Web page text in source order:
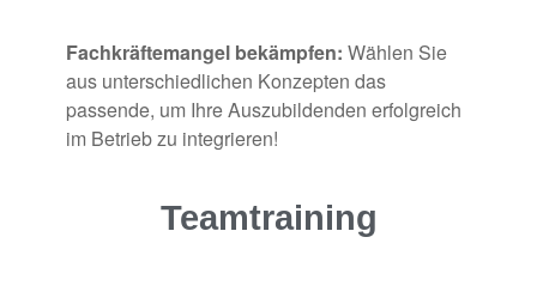
Fachkräftemangel bekämpfen: Wählen Sie
aus unterschiedlichen Konzepten das
passende, um Ihre Auszubildenden erfolgreich
im Betrieb zu integrieren!
Teamtraining